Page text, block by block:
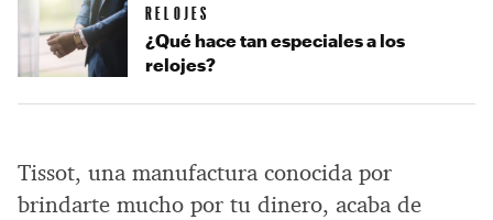
Tissot, una manufactura conocida por
brindarte mucho por tu dinero, acaba de
RELOJES
¿Qué hace tan especiales a los
relojes?